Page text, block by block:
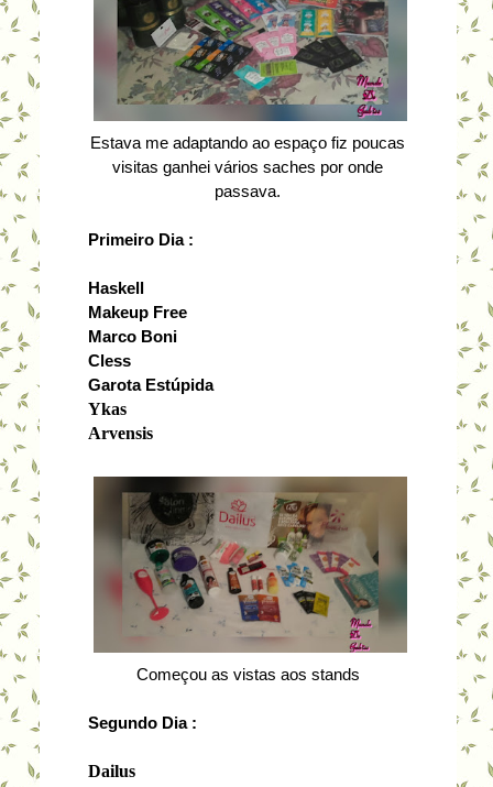
Estava me adaptando ao espaço fiz poucas
visitas ganhei vários saches por onde
passava.
Primeiro Dia :
Haskell
Makeup Free
Marco Boni
Cless
Garota Estúpida
Ykas
Arvensis
Começou as vistas aos stands
Segundo Dia :
Dailus